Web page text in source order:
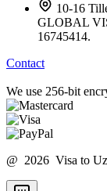
10-16
GLOBAL
16745414.
Contact
We use 256-bit
@ 2026 Visa to